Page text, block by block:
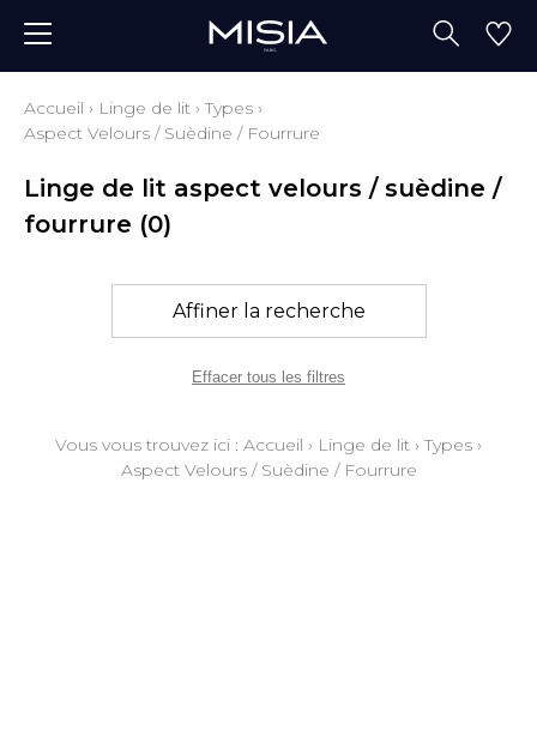
Accueil › Linge de lit ›Types ›
Aspect Velours / Suèdine / Fourrure
Linge de lit aspect velours / suèdine /
fourrure (0)
Affiner la recherche
Effacer tous les filtres
Vous vous trouvez ici : Accueil › Linge de lit ›Types ›
Aspect Velours / Suèdine / Fourrure